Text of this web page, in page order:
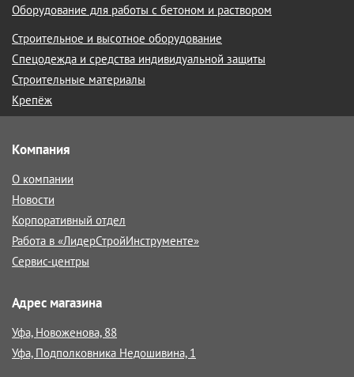
Оборудование для работы с бетоном и раствором
Строительное и высотное оборудование
Спецодежда и средства индивидуальной защиты
Строительные материалы
Крепёж
Компания
О компании
Новости
Корпоративный отдел
Работа в «ЛидерСтройИнструменте»
Сервис-центры
Адрес магазина
Уфа, Новоженова, 88
Уфа, Подполковника Недошивина, 1